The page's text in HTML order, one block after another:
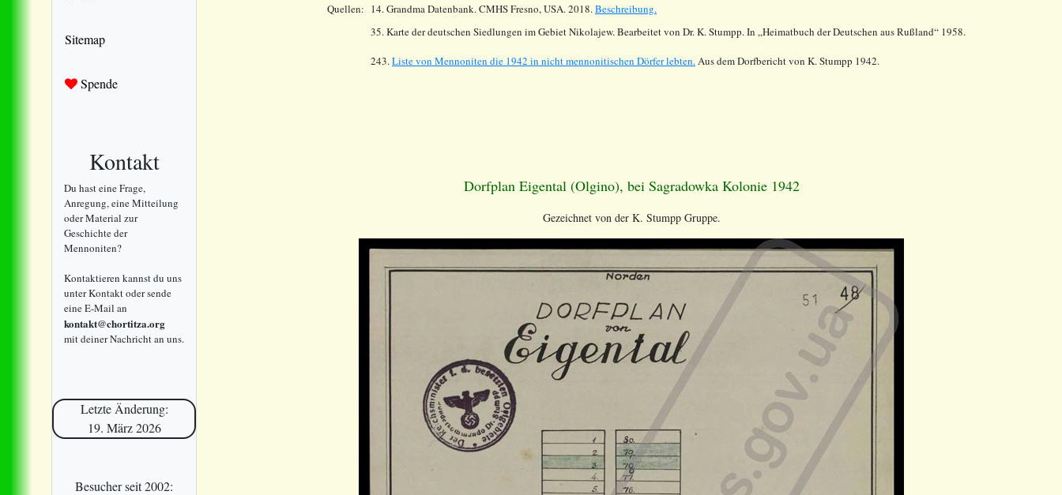
Sitemap
Spende
Kontakt
Du hast eine Frage,
Anregung, eine Mitteilung
oder Material zur
Geschichte der
Mennoniten?
Kontaktieren kannst du uns
unter Kontakt oder sende
eine E-Mail an
kontakt@chortitza.org
mit deiner Nachricht an uns.
Letzte Änderung:
19. März 2026
Besucher seit 2002:
Quellen: 14.Grandma Datenbank. CMHS Fresno, USA. 2018.Beschreibung.
35. Karte der deutschen Siedlungen im Gebiet Nikolajew. Bearbeitet von Dr. K. Stumpp. In „Heimatbuch der Deutschen aus Rußland“ 1958.
243.Liste von Mennoniten die 1942 in nicht mennonitischen Dörfer lebten.Aus dem Dorfbericht von K. Stumpp 1942.
Dorfplan Eigental (Olgino), bei Sagradowka Kolonie 1942
Gezeichnet von der K. Stumpp Gruppe.